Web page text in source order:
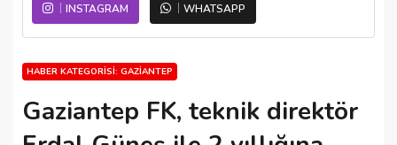
INSTAGRAM WHATSAPP
HABER KATEGORISI: GAZIANTEP
Gaziantep FK, teknik direktör